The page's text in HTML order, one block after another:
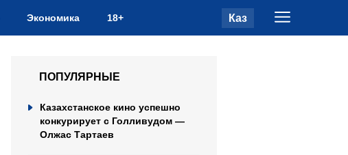
Экономика 18+ Каз
ПОПУЛЯРНЫЕ
Казахстанское кино успешно
конкурирует с Голливудом —
Олжас Тартаев